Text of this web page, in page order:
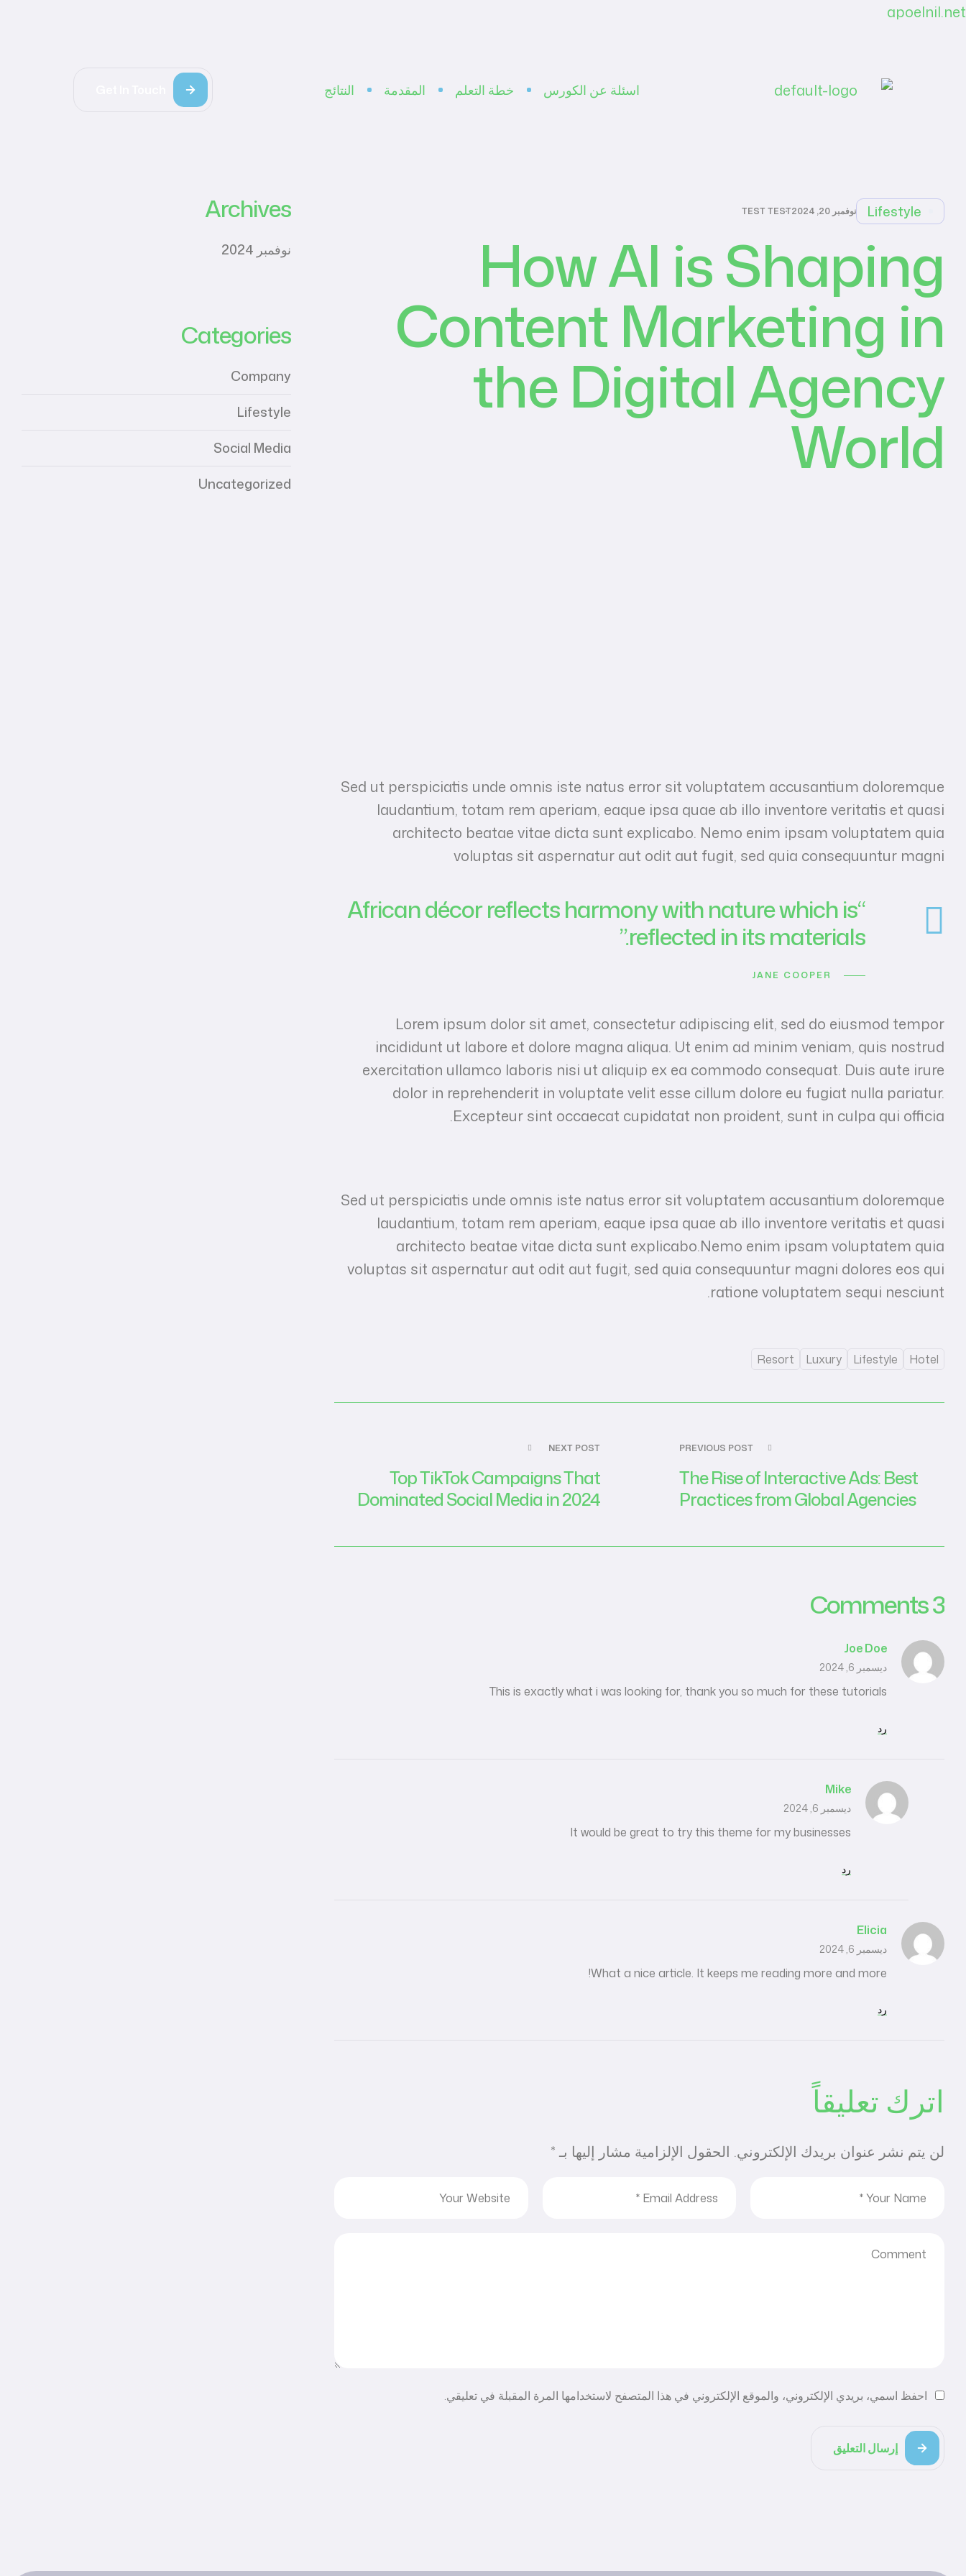
apoelnil.net
اسئلة عن الكورس خطة التعلم المقدمة النتائج
Lifestyle نوفمبر 20, 2024 TEST TEST
How AI is Shaping
Content Marketing in
the Digital Agency
World
Sed ut perspiciatis unde omnis iste natus error sit voluptatem accusantium doloremque
laudantium, totam rem aperiam, eaque ipsa quae ab illo inventore veritatis et quasi
architecto beatae vitae dicta sunt explicabo. Nemo enim ipsam voluptatem quia
voluptas sit aspernatur aut odit aut fugit, sed quia consequuntur magni
“African décor reflects harmony with nature which is
reflected in its materials.”
JANE COOPER
Lorem ipsum dolor sit amet, consectetur adipiscing elit, sed do eiusmod tempor
incididunt ut labore et dolore magna aliqua. Ut enim ad minim veniam, quis nostrud
exercitation ullamco laboris nisi ut aliquip ex ea commodo consequat. Duis aute irure
dolor in reprehenderit in voluptate velit esse cillum dolore eu fugiat nulla pariatur.
Excepteur sint occaecat cupidatat non proident, sunt in culpa qui officia.
Sed ut perspiciatis unde omnis iste natus error sit voluptatem accusantium doloremque
laudantium, totam rem aperiam, eaque ipsa quae ab illo inventore veritatis et quasi
architecto beatae vitae dicta sunt explicabo.Nemo enim ipsam voluptatem quia
voluptas sit aspernatur aut odit aut fugit, sed quia consequuntur magni dolores eos qui
ratione voluptatem sequi nesciunt.
Hotel
Lifestyle
Luxury
Resort
PREVIOUS POST
The Rise of Interactive Ads: Best
Practices from Global Agencies
NEXT POST
Top TikTok Campaigns That
Dominated Social Media in 2024
3 Comments
Joe Doe
ديسمبر 6, 2024
This is exactly what i was looking for, thank you so much for these tutorials
رد
Mike
ديسمبر 6, 2024
It would be great to try this theme for my businesses
رد
Elicia
ديسمبر 6, 2024
What a nice article. It keeps me reading more and more!
رد
اترك تعليقاً
لن يتم نشر عنوان بريدك الإلكتروني. الحقول الإلزامية مشار إليها بـ*
احفظ اسمي، بريدي الإلكتروني، والموقع الإلكتروني في هذا المتصفح لاستخدامها المرة المقبلة في تعليقي.
إرسال التعليق
Archives
نوفمبر 2024
Categories
Company
Lifestyle
Social Media
Uncategorized